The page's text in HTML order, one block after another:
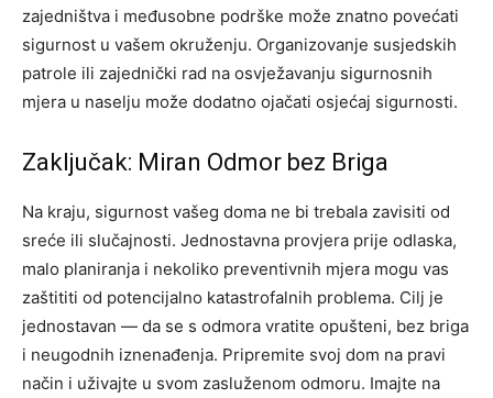
zajedništva i međusobne podrške može znatno povećati
sigurnost u vašem okruženju. Organizovanje susjedskih
patrole ili zajednički rad na osvježavanju sigurnosnih
mjera u naselju može dodatno ojačati osjećaj sigurnosti.
Zaključak: Miran Odmor bez Briga
Na kraju, sigurnost vašeg doma ne bi trebala zavisiti od
sreće ili slučajnosti. Jednostavna provjera prije odlaska,
malo planiranja i nekoliko preventivnih mjera mogu vas
zaštititi od potencijalno katastrofalnih problema. Cilj je
jednostavan — da se s odmora vratite opušteni, bez briga
i neugodnih iznenađenja. Pripremite svoj dom na pravi
način i uživajte u svom zasluženom odmoru. Imajte na